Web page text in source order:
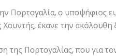
Πορτογαλία, ο υποψήφιος
έκανε την
της Πορτογαλίας, που για